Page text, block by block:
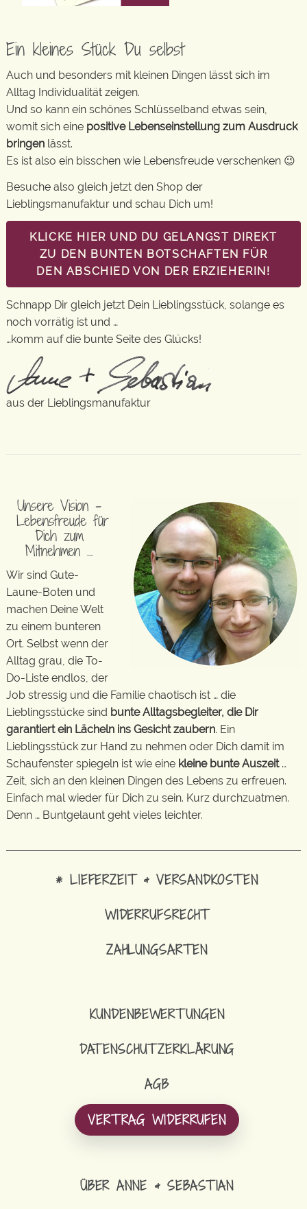
Ein kleines Stück Du selbst
Auch und besonders mit kleinen Dingen lässt sich im
Alltag Individualität zeigen.
Und so kann ein schönes Schlüsselband etwas sein,
womit sich eine positive Lebenseinstellung zum Ausdruck
bringen lässt.
Es ist also ein bisschen wie Lebensfreude verschenken 😉
Besuche also gleich jetzt den Shop der
Lieblingsmanufaktur und schau Dich um!
KLICKE HIER UND DU GELANGST DIREKT
ZU DEN BUNTEN BOTSCHAFTEN FÜR
DEN ABSCHIED VON DER ERZIEHERIN!
Schnapp Dir gleich jetzt Dein Lieblingsstück, solange es
noch vorrätig ist und …
…komm auf die bunte Seite des Glücks!
aus der Lieblingsmanufaktur
Unsere Vision –
Lebensfreude für
Dich zum
Mitnehmen …
Wir sind Gute-
Laune-Boten und
machen Deine Welt
zu einem bunteren
Ort. Selbst wenn der
Alltag grau, die To-
Do-Liste endlos, der
Job stressig und die Familie chaotisch ist … die
Lieblingsstücke sind bunte Alltagsbegleiter, die Dir
garantiert ein Lächeln ins Gesicht zaubern. Ein
Lieblingsstück zur Hand zu nehmen oder Dich damit im
Schaufenster spiegeln ist wie eine kleine bunte Auszeit…
Zeit, sich an den kleinen Dingen des Lebens zu erfreuen.
Einfach mal wieder für Dich zu sein. Kurz durchzuatmen.
Denn … Buntgelaunt geht vieles leichter.
* LIEFERZEIT & VERSANDKOSTEN
WIDERRUFSRECHT
ZAHLUNGSARTEN
KUNDENBEWERTUNGEN
DATENSCHUTZERKLÄRUNG
AGB
VERTRAG WIDERRUFEN
ÜBER ANNE & SEBASTIAN